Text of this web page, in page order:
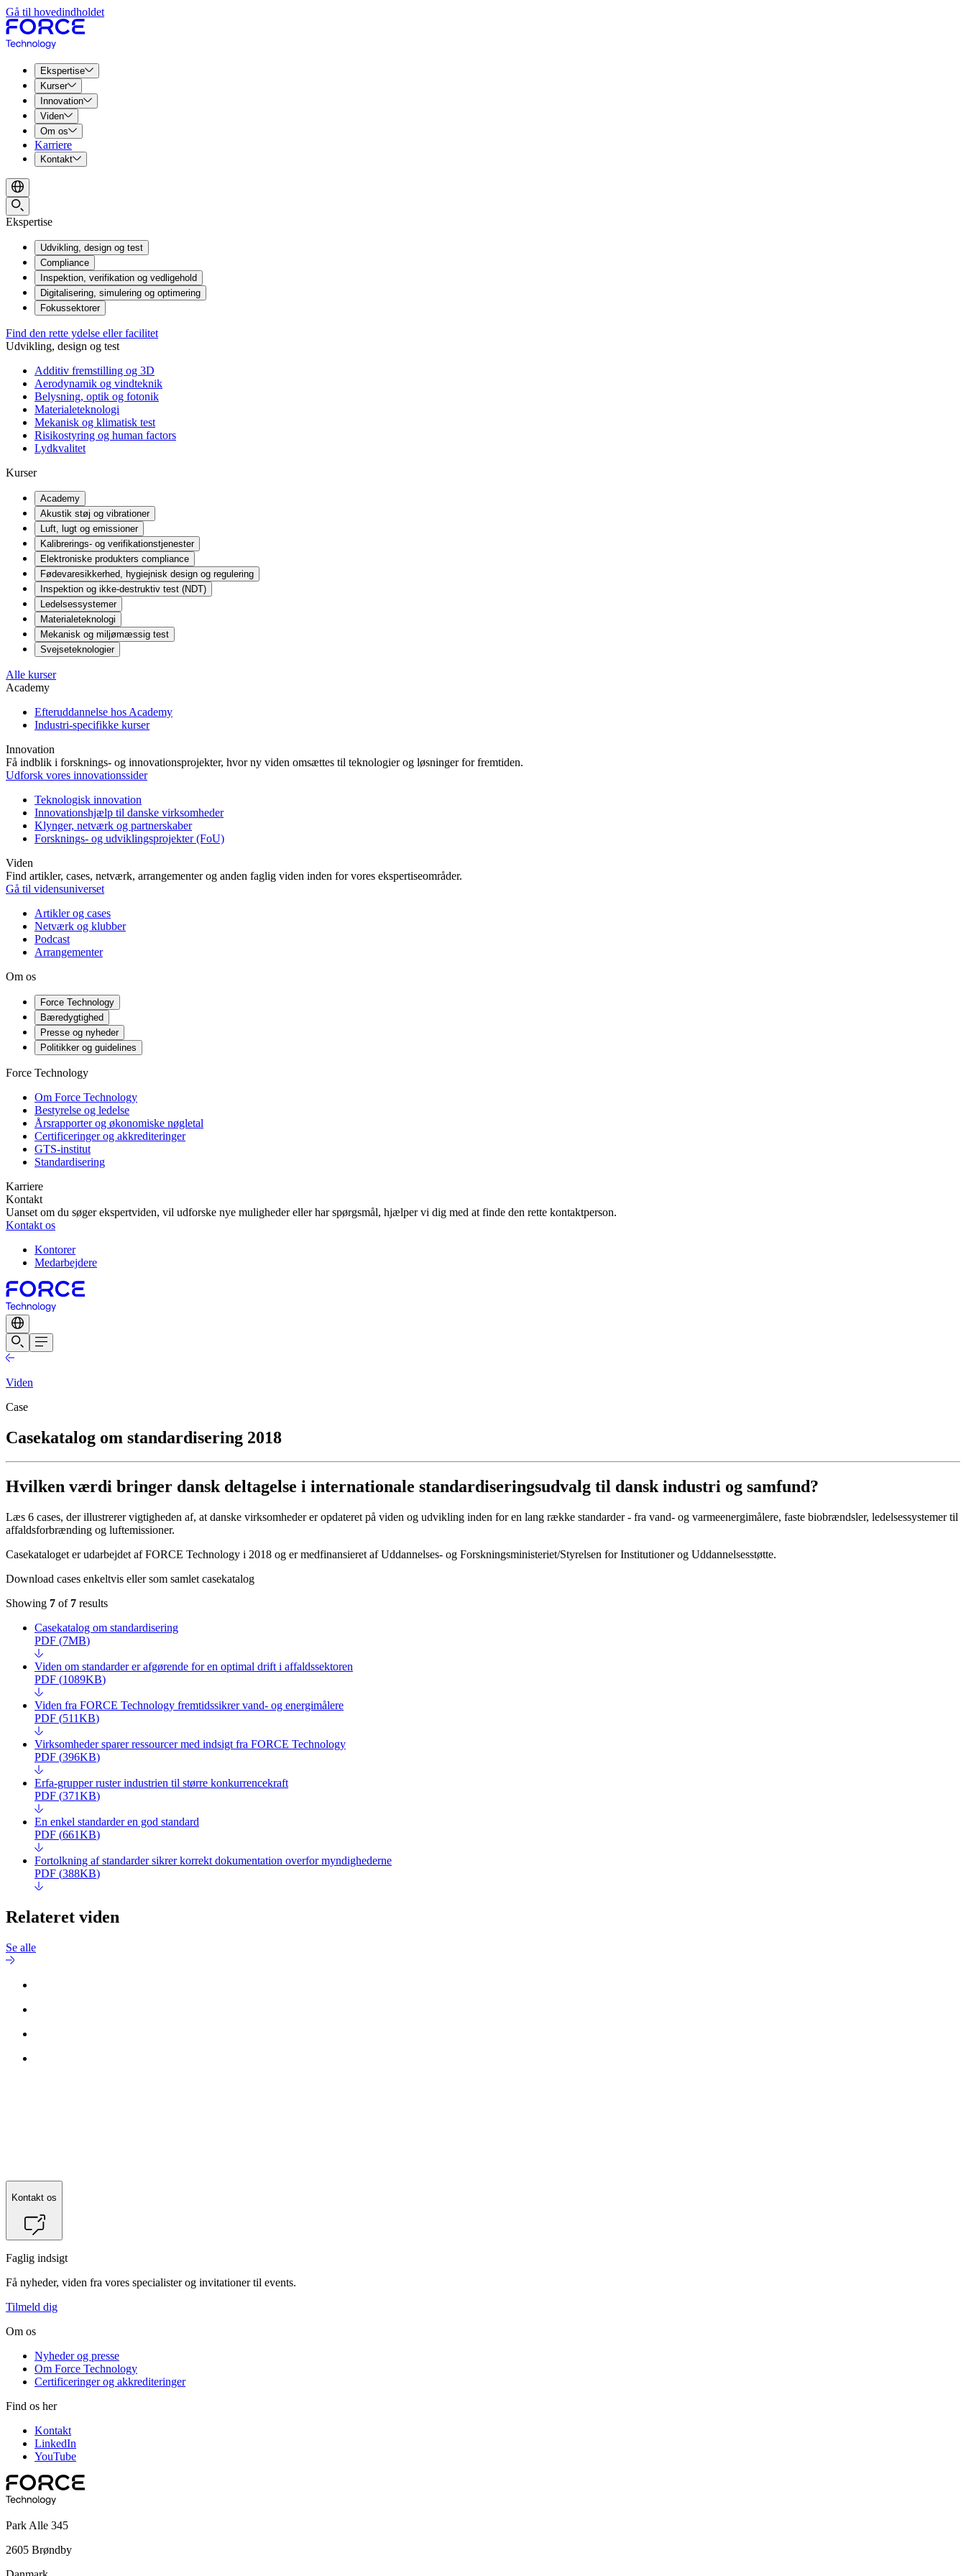
Gå til hovedindholdet
Ekspertise
Kurser
Innovation
Viden
Om os
Karriere
Kontakt
Ekspertise
Udvikling, design og test
Compliance
Inspektion, verifikation og vedligehold
Digitalisering, simulering og optimering
Fokussektorer
Find den rette ydelse eller facilitet
Udvikling, design og test
Additiv fremstilling og 3D
Aerodynamik og vindteknik
Belysning, optik og fotonik
Materialeteknologi
Mekanisk og klimatisk test
Risikostyring og human factors
Lydkvalitet
Kurser
Academy
Akustik støj og vibrationer
Luft, lugt og emissioner
Kalibrerings- og verifikationstjenester
Elektroniske produkters compliance
Fødevaresikkerhed, hygiejnisk design og regulering
Inspektion og ikke-destruktiv test (NDT)
Ledelsessystemer
Materialeteknologi
Mekanisk og miljømæssig test
Svejseteknologier
Alle kurser
Academy
Efteruddannelse hos Academy
Industri-specifikke kurser
Innovation
Få indblik i forsknings- og innovationsprojekter, hvor ny viden omsættes til teknologier og løsninger for fremtiden.
Udforsk vores innovationssider
Teknologisk innovation
Innovationshjælp til danske virksomheder
Klynger, netværk og partnerskaber
Forsknings- og udviklingsprojekter (FoU)
Viden
Find artikler, cases, netværk, arrangementer og anden faglig viden inden for vores ekspertiseområder.
Gå til vidensuniverset
Artikler og cases
Netværk og klubber
Podcast
Arrangementer
Om os
Force Technology
Bæredygtighed
Presse og nyheder
Politikker og guidelines
Force Technology
Om Force Technology
Bestyrelse og ledelse
Årsrapporter og økonomiske nøgletal
Certificeringer og akkrediteringer
GTS-institut
Standardisering
Karriere
Kontakt
Uanset om du søger ekspertviden, vil udforske nye muligheder eller har spørgsmål, hjælper vi dig med at finde den rette kontaktperson.
Kontakt os
Kontorer
Medarbejdere
Viden
Case
Casekatalog om standardisering 2018
Hvilken værdi bringer dansk deltagelse i internationale standardiseringsudvalg til dansk industri og samfund?
Læs 6 cases, der illustrerer vigtigheden af, at danske virksomheder er opdateret på viden og udvikling inden for en lang række standarder - fra vand- og varmeenergimålere, faste biobrændsler, ledelsessystemer til
affaldsforbrænding og luftemissioner.
Casekataloget er udarbejdet af FORCE Technology i 2018 og er medfinansieret af Uddannelses- og Forskningsministeriet/Styrelsen for Institutioner og Uddannelsesstøtte.
Download cases enkeltvis eller som samlet casekatalog
Showing 7 of 7 results
Casekatalog om standardisering
PDF (7MB)
Viden om standarder er afgørende for en optimal drift i affaldssektoren
PDF (1089KB)
Viden fra FORCE Technology fremtidssikrer vand- og energimålere
PDF (511KB)
Virksomheder sparer ressourcer med indsigt fra FORCE Technology
PDF (396KB)
Erfa-grupper ruster industrien til større konkurrencekraft
PDF (371KB)
En enkel standarder en god standard
PDF (661KB)
Fortolkning af standarder sikrer korrekt dokumentation overfor myndighederne
PDF (388KB)
Relateret viden
Se alle
Kontakt os
Faglig indsigt
Få nyheder, viden fra vores specialister og invitationer til events.
Tilmeld dig
Om os
Nyheder og presse
Om Force Technology
Certificeringer og akkrediteringer
Find os her
Kontakt
LinkedIn
YouTube
Park Alle 345
2605 Brøndby